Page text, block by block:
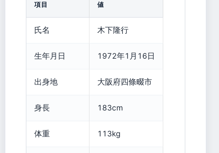
項目 値
氏名 木下隆行
生年月日 1972年1月16日
出身地 大阪府四條畷市
身長 183cm
体重 113kg